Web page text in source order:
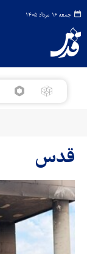
جمعه ۱۶ مرداد ۱۴۰۵
قدس